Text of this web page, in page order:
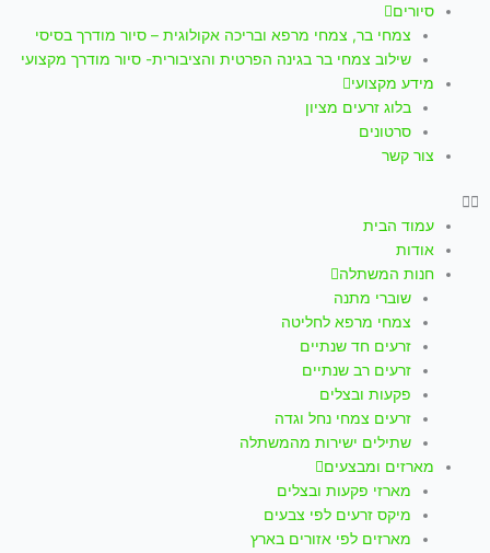
סיורים
צמחי בר, צמחי מרפא ובריכה אקולוגית – סיור מודרך בסיסי
שילוב צמחי בר בגינה הפרטית והציבורית- סיור מודרך מקצועי
מידע מקצועי
בלוג זרעים מציון
סרטונים
צור קשר
עמוד הבית
אודות
חנות המשתלה
שוברי מתנה
צמחי מרפא לחליטה
זרעים חד שנתיים
זרעים רב שנתיים
פקעות ובצלים
זרעים צמחי נחל וגדה
שתילים ישירות מהמשתלה
מארזים ומבצעים
מארזי פקעות ובצלים
מיקס זרעים לפי צבעים
מארזים לפי אזורים בארץ